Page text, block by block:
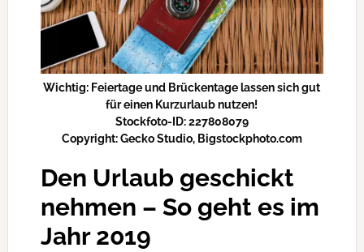
Wichtig: Feiertage und Brückentage lassen sich gut
für einen Kurzurlaub nutzen!
Stockfoto-ID: 227808079
Copyright: Gecko Studio, Bigstockphoto.com
Den Urlaub geschickt
nehmen – So geht es im
Jahr 2019